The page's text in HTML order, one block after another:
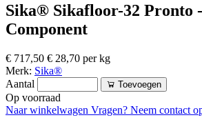
Sika® Sikafloor-32 Pronto
Component
€ 717,50 € 28,70 per kg
Merk: Sika®
Aantal
Toevoegen
Op voorraad
Naar winkelwagen Vragen? Neem contact